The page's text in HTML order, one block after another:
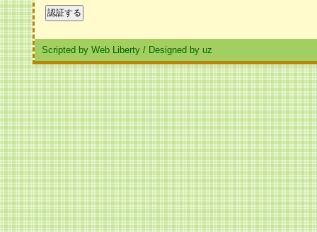
Scripted by Web Liberty / Designed by uz